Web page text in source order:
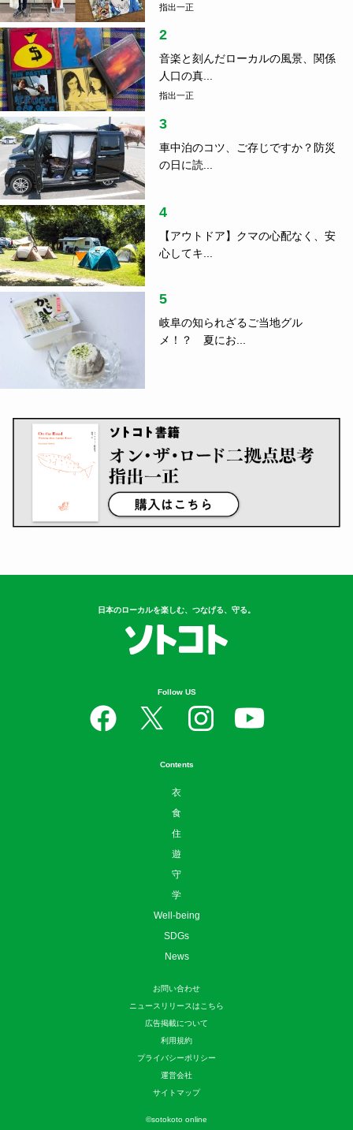
指出一正
2
音楽と刻んだローカルの風景、関係
人口の真...
指出一正
3
車中泊のコツ、ご存じですか？防災
の日に読...
4
【アウトドア】クマの心配なく、安
心してキ...
5
岐阜の知られざるご当地グル
メ！？ 夏にお...
日本のローカルを楽しむ、つなげる、守る。
Follow US
Contents
衣
食
住
遊
守
学
Well-being
SDGs
News
お問い合わせ
ニュースリリースはこちら
広告掲載について
利用規約
プライバシーポリシー
運営会社
サイトマップ
©sotokoto online